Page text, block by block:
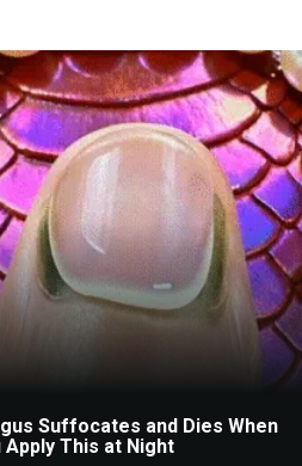
Suffocates and Dies When
Apply This at Night